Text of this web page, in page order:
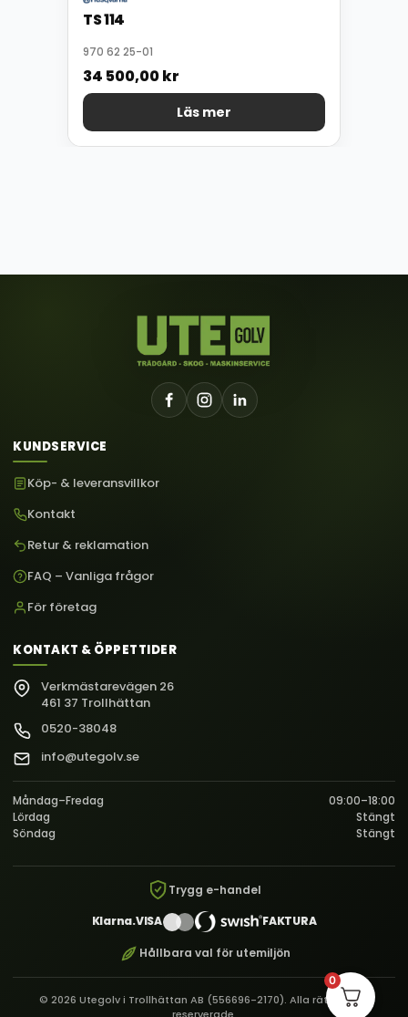
TS 114
970 62 25-01
34 500,00kr
Läs mer
KUNDSERVICE
Köp- & leveransvillkor
Kontakt
Retur & reklamation
FAQ – Vanliga frågor
För företag
KONTAKT & ÖPPETTIDER
Verkmästarevägen 26
461 37 Trollhättan
0520-38048
info@utegolv.se
Måndag–Fredag
09:00–18:00
Lördag
Stängt
Söndag
Stängt
Trygg e-handel
Klarna.VISA FAKTURA
Hållbara val för utemiljön
© 2026 Utegolv i Trollhättan AB (556696-2170). Alla rättigheter
reserverade.
0